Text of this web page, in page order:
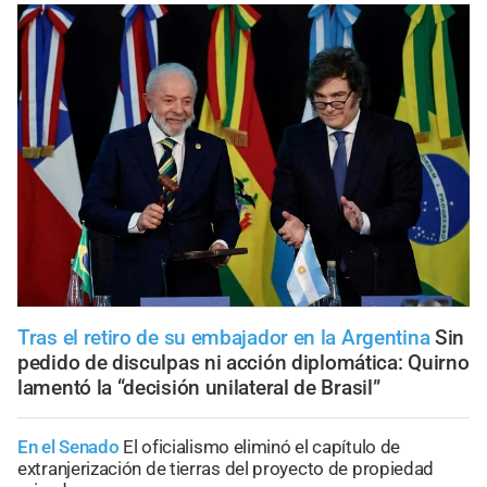
Tras el retiro de su embajador en la Argentina Sin
pedido de disculpas ni acción diplomática: Quirno
lamentó la “decisión unilateral de Brasil”
En el Senado El oficialismo eliminó el capítulo de
extranjerización de tierras del proyecto de propiedad